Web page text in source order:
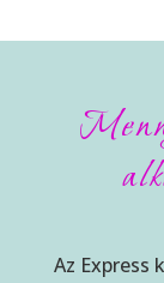
Az Express